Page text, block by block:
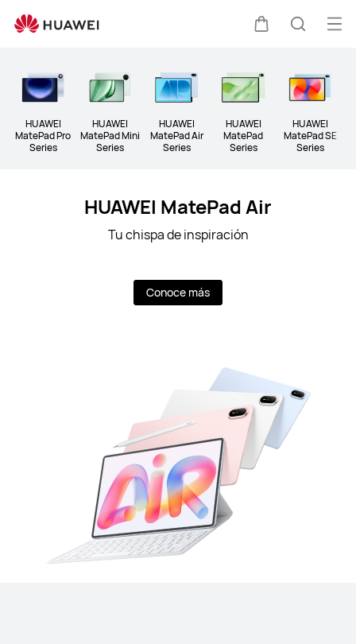
HUAWEI
MatePad Pro
Series
HUAWEI
MatePad Mini
Series
HUAWEI
MatePad Air
Series
HUAWEI
MatePad
Series
HUAWEI
MatePad SE
Series
HUAWEI MatePad Air
Tu chispa de inspiración
Conoce más